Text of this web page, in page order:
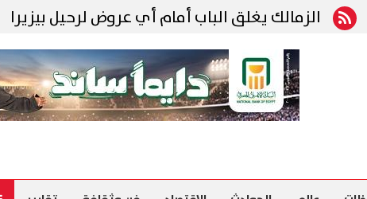
الزمالك يغلق الباب أمام أي عروض لرحيل بيزيرا